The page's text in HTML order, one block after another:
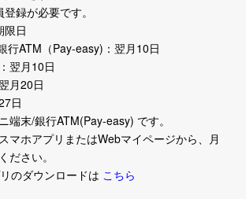
録が必要です。
限日
行ATM（Pay-easy)：翌月10日
翌月10日
月20日
日
端末/銀行ATM(Pay-easy) です。
マホアプリまたはWebマイページから、月
ださい。
のダウンロードは こちら